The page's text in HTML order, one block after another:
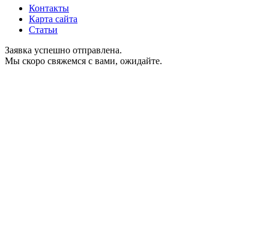
Контакты
Карта сайта
Статьи
Заявка успешно отправлена.
Мы скоро свяжемся с вами, ожидайте.